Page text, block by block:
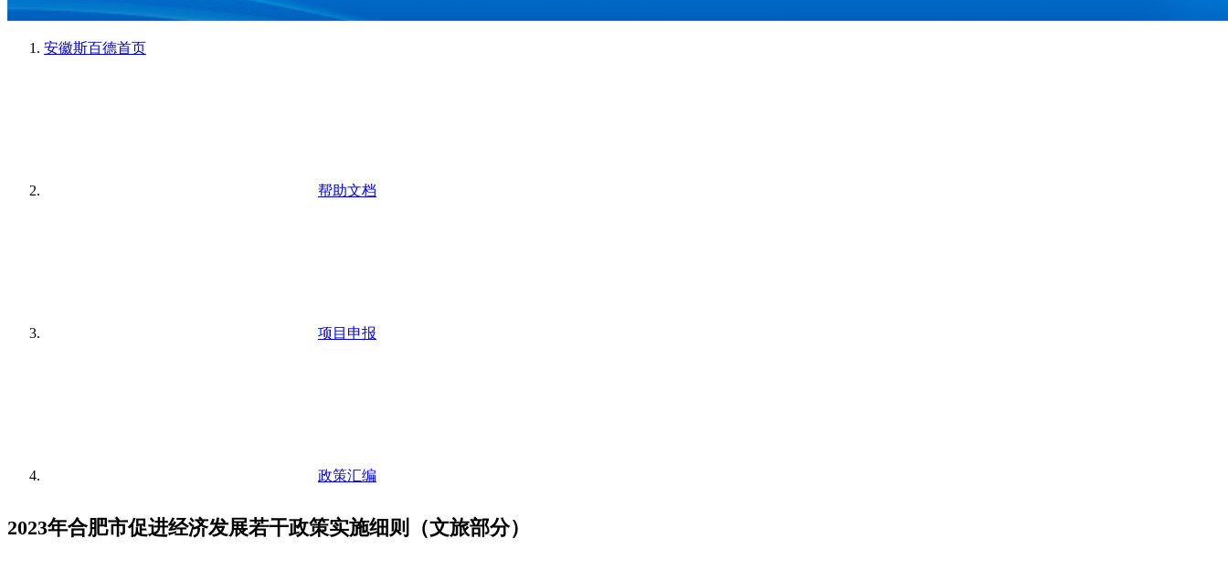
安徽斯百德首页
帮助文档
项目申报
政策汇编
2023年合肥市促进经济发展若干政策实施细则（文旅部分）